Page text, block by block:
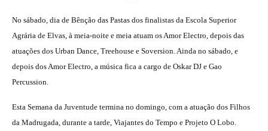
No sábado, dia de Bênção das Pastas dos finalistas da Escola Superior
Agrária de Elvas, à meia-noite e meia atuam os Amor Electro, depois das
atuações dos Urban Dance, Treehouse e Soversion. Ainda no sábado, e
depois dos Amor Electro, a música fica a cargo de Oskar DJ e Gao
Percussion.
Esta Semana da Juventude termina no domingo, com a atuação dos Filhos
da Madrugada, durante a tarde, Viajantes do Tempo e Projeto O Lobo.